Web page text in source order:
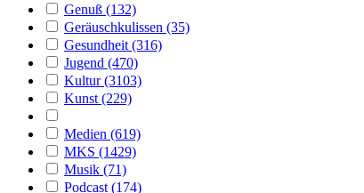
Genuß (132)
Geräuschkulissen (35)
Gesundheit (316)
Jugend (470)
Kultur (3103)
Kunst (229)
Medien (619)
MKS (1429)
Musik (71)
Podcast (174)